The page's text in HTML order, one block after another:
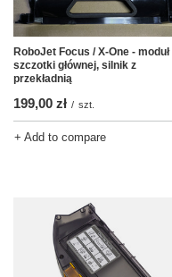
RoboJet Focus / X-One - moduł
szczotki głównej, silnik z
przekładnią
199,00 zł / szt.
+ Add to compare